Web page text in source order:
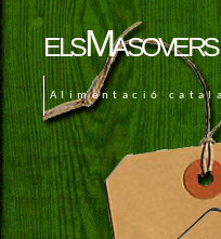
Alimentació